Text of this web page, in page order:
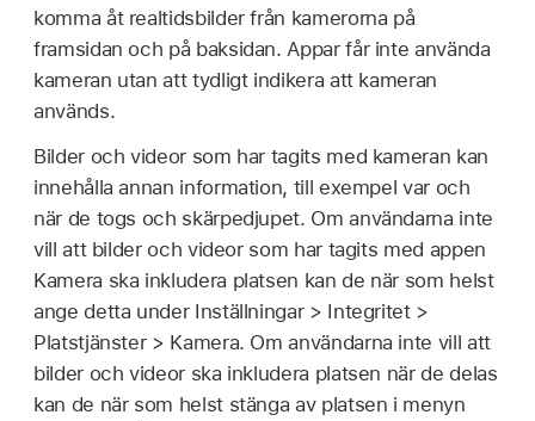
komma åt realtidsbilder från kamerorna på
framsidan och på baksidan. Appar får inte använda
kameran utan att tydligt indikera att kameran
används.
Bilder och videor som har tagits med kameran kan
innehålla annan information, till exempel var och
när de togs och skärpedjupet. Om användarna inte
vill att bilder och videor som har tagits med appen
Kamera ska inkludera platsen kan de när som helst
ange detta under Inställningar > Integritet >
Platstjänster > Kamera. Om användarna inte vill att
bilder och videor ska inkludera platsen när de delas
kan de när som helst stänga av platsen i menyn